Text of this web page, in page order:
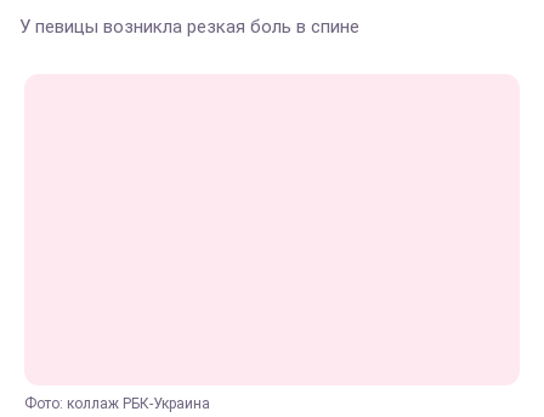
У певицы возникла резкая боль в спине
Фото: коллаж РБК-Украина